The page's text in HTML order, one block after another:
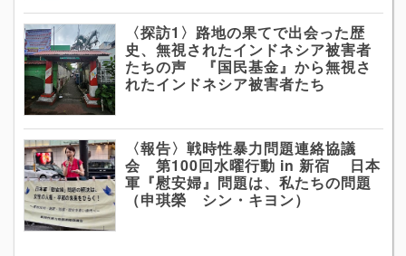
〈探訪1〉路地の果てで出会った歴
史、無視されたインドネシア被害者
たちの声 『国民基金』から無視さ
れたインドネシア被害者たち
〈報告〉戦時性暴力問題連絡協議
会 第100回水曜行動 in 新宿 日本
軍『慰安婦』問題は、私たちの問題
（申琪榮 シン・キヨン）